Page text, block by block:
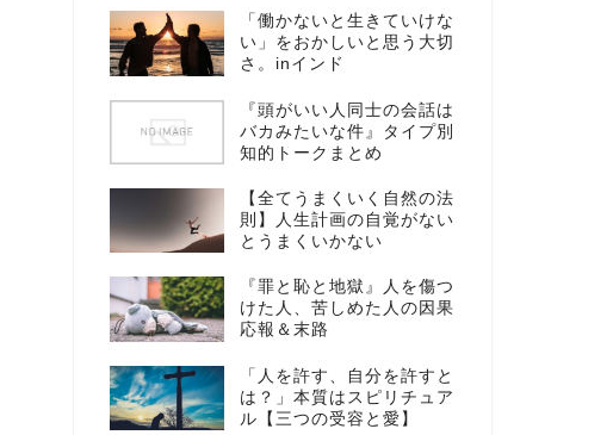
「働かないと生きていけな
い」をおかしいと思う大切
さ。inインド
『頭がいい人同士の会話は
バカみたいな件』タイプ別
知的トークまとめ
【全てうまくいく自然の法
則】人生計画の自覚がない
とうまくいかない
『罪と恥と地獄』人を傷つ
けた人、苦しめた人の因果
応報＆末路
「人を許す、自分を許すと
は？」本質はスピリチュア
ル【三つの受容と愛】